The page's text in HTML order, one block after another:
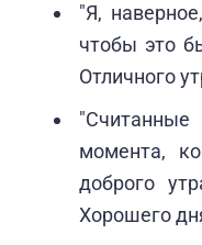
"Я,
чтобы это
Отличного
момента,
доброго
Хорошего